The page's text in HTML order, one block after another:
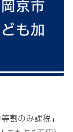
京市
も加
割のみ課税」